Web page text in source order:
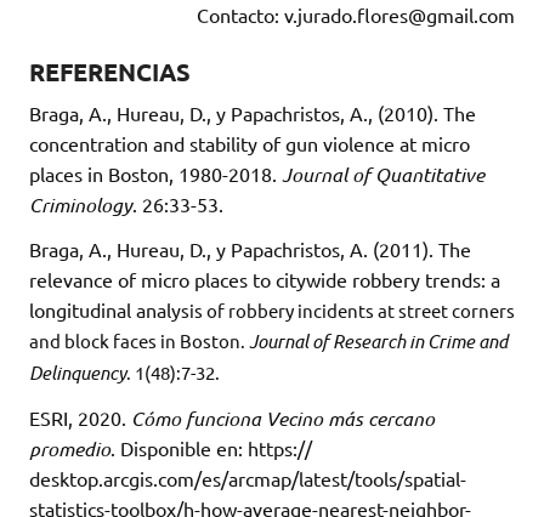
Contacto: v.jurado.flores@gmail.com
REFERENCIAS
Braga, A., Hureau, D., y Papachristos, A., (2010). The
concentration and stability of gun violence at micro
places in Boston, 1980-2018. Journal of Quantitative
Criminology. 26:33-53.
Braga, A., Hureau, D., y Papachristos, A. (2011). The
relevance of micro places to citywide robbery trends: a
longitudinal analysis of robbery incidents at street corners
and block faces in Boston. Journal of Research in Crime and
Delinquency. 1(48):7-32.
ESRI, 2020. Cómo funciona Vecino más cercano
promedio. Disponible en: https://
desktop.arcgis.com/es/arcmap/latest/tools/spatial-
statistics-toolbox/h-how-average-nearest-neighbor-